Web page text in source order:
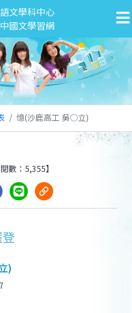
文學科中心
國文學習網
憶(沙鹿高工 吳○立)
閱數：5,355】
)